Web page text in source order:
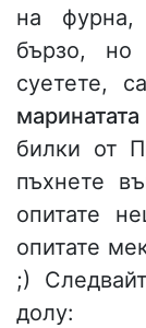
на фурна,
бързо, но
суетете,
маринатата
билки от
пъхнете
опитате
опитате
;)
долу: